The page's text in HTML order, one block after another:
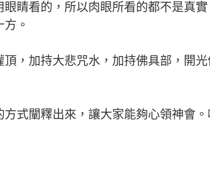
睛看的，所以肉眼所看的都不是真
。
，加持大悲咒水，加持佛具部，開
式闡釋出來，讓大家能夠心領神會